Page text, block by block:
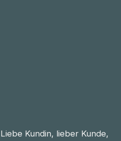
Liebe Kundin, lieber Kunde,